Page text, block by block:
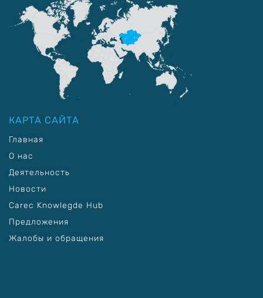
КАРТА САЙТА
Главная
О нас
Деятельность
Новости
Carec Knowlegde Hub
Предложения
Жалобы и обращения